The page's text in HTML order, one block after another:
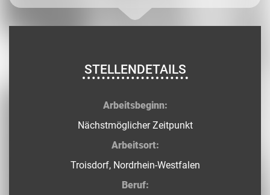
STELLENDETAILS
Arbeitsbeginn:
Nächstmöglicher Zeitpunkt
Arbeitsort:
Troisdorf, Nordrhein-Westfalen
Beruf: